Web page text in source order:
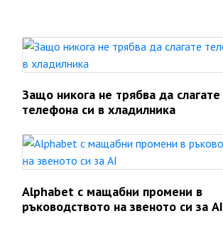
Защо никога не трябва да слагате
телефона си в хладилника
Alphabet с мащабни промени в
ръководството на звеното си за AI